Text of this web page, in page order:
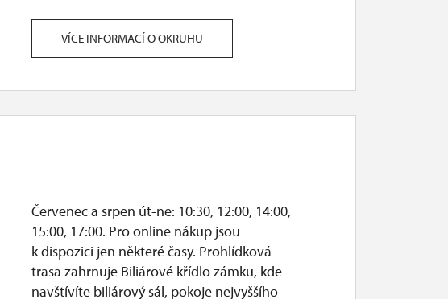
VÍCE INFORMACÍ O OKRUHU
Červenec a srpen út-ne: 10:30, 12:00, 14:00,
15:00, 17:00. Pro online nákup jsou
k dispozici jen některé časy. Prohlídková
trasa zahrnuje Biliárové křídlo zámku, kde
navštívíte biliárový sál, pokoje nejvyššího